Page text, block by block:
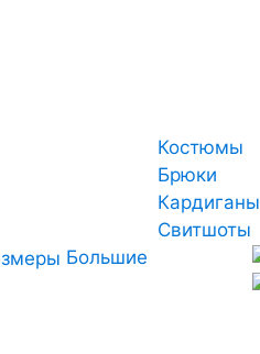
Костюмы
Брюки
Кардиганы
Свитшоты
Большие